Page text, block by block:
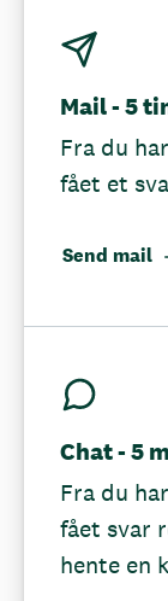
Mail - 5
Fra du
fået et
Send mail
Chat - 5
Fra du
fået svar
hente en